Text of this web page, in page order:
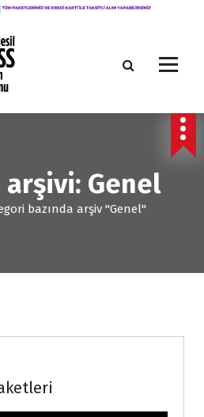
Genel
bazında arşiv "Genel"